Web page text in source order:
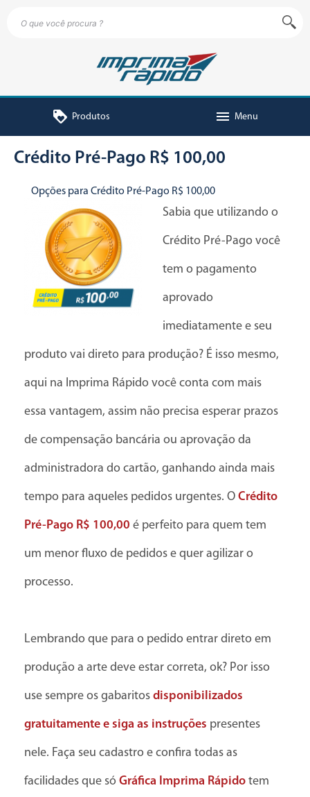
loyalty Produtos menu Menu
Crédito Pré-Pago R$ 100,00
Opções para Crédito Pré-Pago R$ 100,00
Sabia que utilizando o
Crédito Pré-Pago você
tem o pagamento
aprovado
imediatamente e seu
produto vai direto para produção? É isso mesmo,
aqui na Imprima Rápido você conta com mais
essa vantagem, assim não precisa esperar prazos
de compensação bancária ou aprovação da
administradora do cartão, ganhando ainda mais
tempo para aqueles pedidos urgentes. O Crédito
Pré-Pago R$ 100,00 é perfeito para quem tem
um menor fluxo de pedidos e quer agilizar o
processo.
Lembrando que para o pedido entrar direto em
produção a arte deve estar correta, ok? Por isso
use sempre os gabaritos disponibilizados
gratuitamente e siga as instruções presentes
nele. Faça seu cadastro e confira todas as
facilidades que só Gráfica Imprima Rápido tem